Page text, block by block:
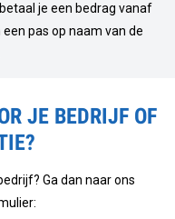
je een bedrag vanaf
pas op naam van de
JE BEDRIJF OF
Ga dan naar ons